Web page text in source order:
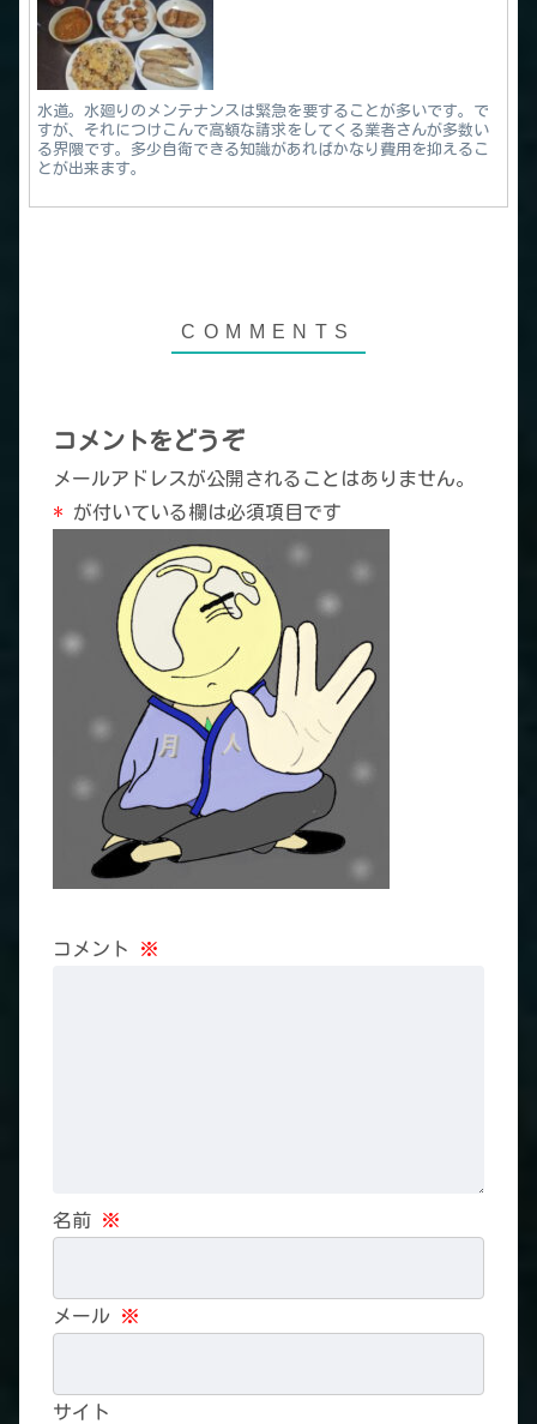
水道。水廻りのメンテナンスは緊急を要することが多いです。で
すが、それにつけこんで高額な請求をしてくる業者さんが多数い
る界隈です。多少自衛できる知識があればかなり費用を抑えるこ
とが出来ます。
コメントをどうぞ
メールアドレスが公開されることはありません。
* が付いている欄は必須項目です
コメント ※
名前 ※
メール ※
サイト